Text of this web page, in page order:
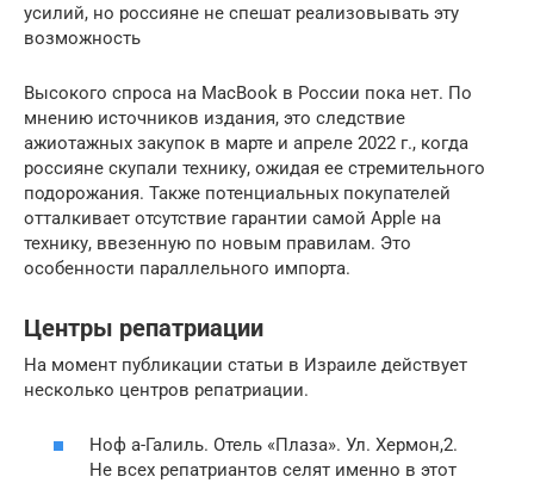
усилий, но россияне не спешат реализовывать эту
возможность
Высокого спроса на MacBook в России пока нет. По
мнению источников издания, это следствие
ажиотажных закупок в марте и апреле 2022 г., когда
россияне скупали технику, ожидая ее стремительного
подорожания. Также потенциальных покупателей
отталкивает отсутствие гарантии самой Apple на
технику, ввезенную по новым правилам. Это
особенности параллельного импорта.
Центры репатриации
На момент публикации статьи в Израиле действует
несколько центров репатриации.
Ноф а-Галиль. Отель «Плаза». Ул. Хермон,2.
Не всех репатриантов селят именно в этот